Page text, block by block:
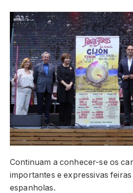
Continuam a conhecer-se os
importantes e expressivas
espanholas.